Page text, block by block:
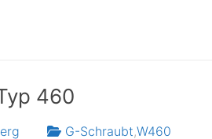
460
G-Schraubt,W460